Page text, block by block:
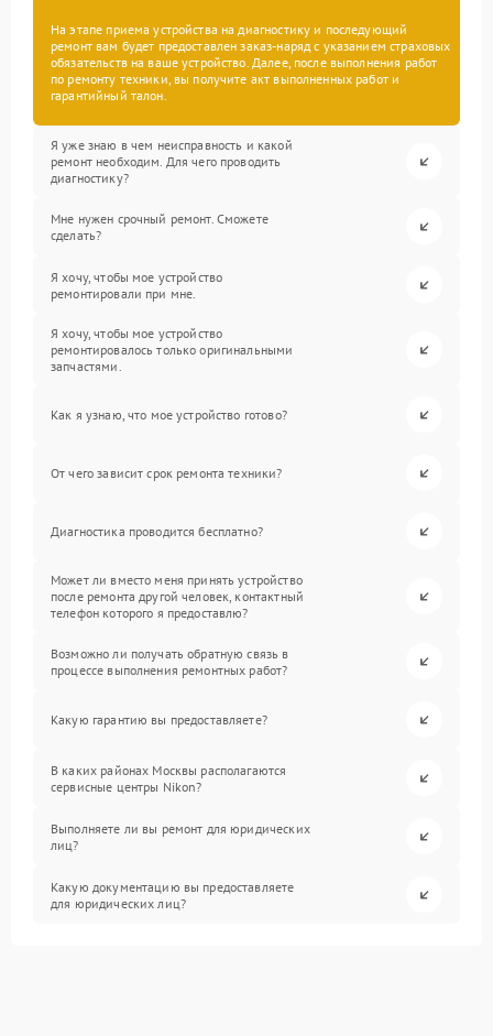
На этапе приема устройства на диагностику и последующий
ремонт вам будет предоставлен заказ-наряд с указанием страховых
обязательств на ваше устройство. Далее, после выполнения работ
по ремонту техники, вы получите акт выполненных работ и
гарантийный талон.
Я уже знаю в чем неисправность и какой
ремонт необходим. Для чего проводить
диагностику?
Мне нужен срочный ремонт. Сможете
сделать?
Я хочу, чтобы мое устройство
ремонтировали при мне.
Я хочу, чтобы мое устройство
ремонтировалось только оригинальными
запчастями.
Как я узнаю, что мое устройство готово?
От чего зависит срок ремонта техники?
Диагностика проводится бесплатно?
Может ли вместо меня принять устройство
после ремонта другой человек, контактный
телефон которого я предоставлю?
Возможно ли получать обратную связь в
процессе выполнения ремонтных работ?
Какую гарантию вы предоставляете?
В каких районах Москвы располагаются
сервисные центры Nikon?
Выполняете ли вы ремонт для юридических
лиц?
Какую документацию вы предоставляете
для юридических лиц?